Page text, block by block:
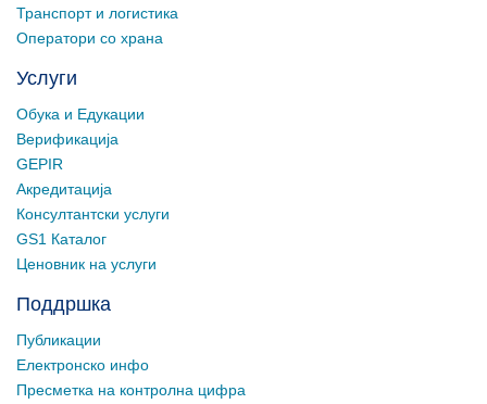
Транспорт и логистика
Оператори со храна
Услуги
Обука и Едукации
Верификација
GEPIR
Акредитација
Консултантски услуги
GS1 Каталог
Ценовник на услуги
Поддршка
Публикации
Електронско инфо
Пресметка на контролна цифра